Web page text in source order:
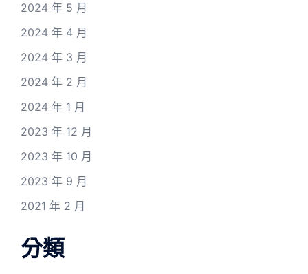
2024 年 5 月
2024 年 4 月
2024 年 3 月
2024 年 2 月
2024 年 1 月
2023 年 12 月
2023 年 10 月
2023 年 9 月
2021 年 2 月
分類